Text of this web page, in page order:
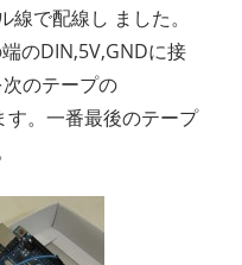
で配線し ました。
のDIN,5V,GNDに接
のテープの
す。一番最後のテープ